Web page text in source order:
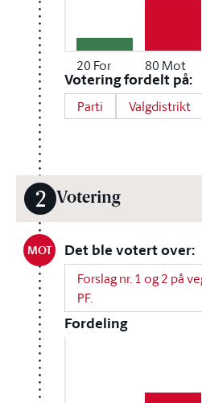
20 For 80 Mot
Votering fordelt på:
Parti Valgdistrikt
2 Votering
MOT Det ble votert over:
Forslag nr. 1 og 2 på
PF.
Fordeling